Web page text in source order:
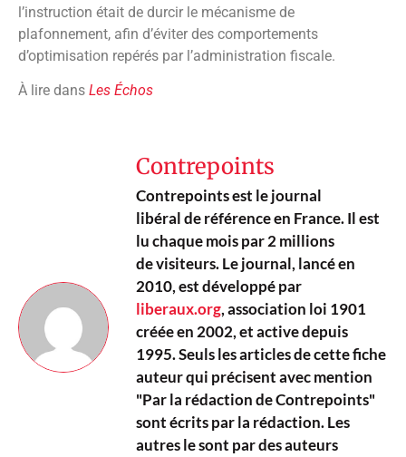
l’instruction était de durcir le mécanisme de
plafonnement, afin d’éviter des comportements
d’optimisation repérés par l’administration fiscale.
À lire dans Les Échos
Contrepoints
Contrepoints est le journal
libéral de référence en France. Il est
lu chaque mois par 2 millions
de visiteurs. Le journal, lancé en
2010, est développé par
liberaux.org, association loi 1901
créée en 2002, et active depuis
1995. Seuls les articles de cette fiche
auteur qui précisent avec mention
"Par la rédaction de Contrepoints"
sont écrits par la rédaction. Les
autres le sont par des auteurs